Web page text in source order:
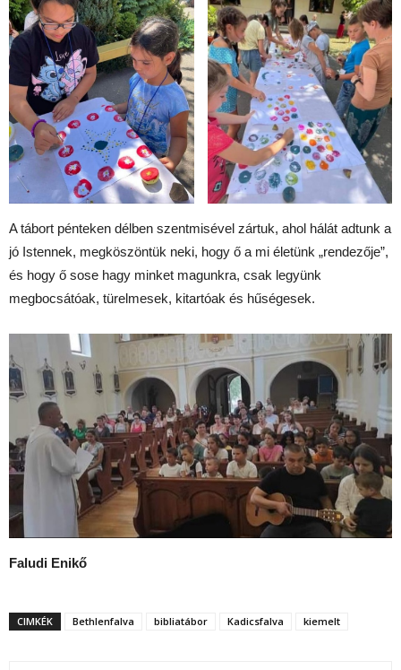
A tábort pénteken délben szentmisével zártuk, ahol hálát adtunk a
jó Istennek, megköszöntük neki, hogy ő a mi életünk „rendezője”,
és hogy ő sose hagy minket magunkra, csak legyünk
megbocsátóak, türelmesek, kitartóak és hűségesek.
Faludi Enikő
CIMKÉK Bethlenfalva bibliatábor Kadicsfalva kiemelt